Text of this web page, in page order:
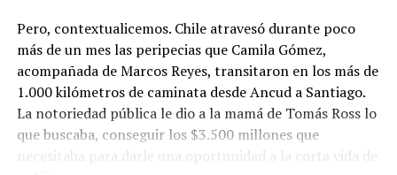
Pero, contextualicemos. Chile atravesó durante poco
más de un mes las peripecias que Camila Gómez,
acompañada de Marcos Reyes, transitaron en los más de
1.000 kilómetros de caminata desde Ancud a Santiago.
La notoriedad pública le dio a la mamá de Tomás Ross lo
que buscaba, conseguir los $3.500 millones que
necesitaba para darle una oportunidad a la corta vida de